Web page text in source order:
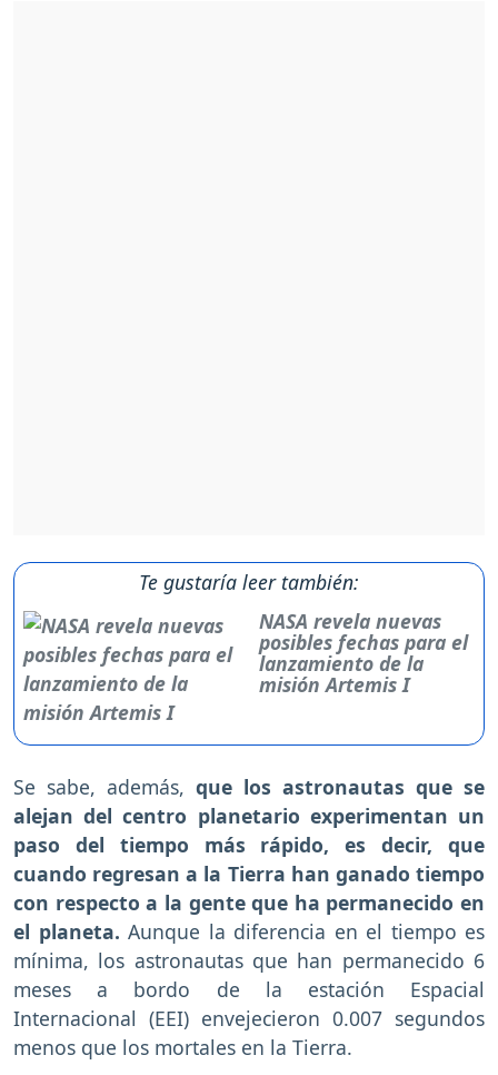
Te gustaría leer también:
NASA revela nuevas
posibles fechas para el
lanzamiento de la
misión Artemis I
Se sabe, además, que los astronautas que se
alejan del centro planetario experimentan un
paso del tiempo más rápido, es decir, que
cuando regresan a la Tierra han ganado tiempo
con respecto a la gente que ha permanecido en
el planeta. Aunque la diferencia en el tiempo es
mínima, los astronautas que han permanecido 6
meses a bordo de la estación Espacial
Internacional (EEI) envejecieron 0.007 segundos
menos que los mortales en la Tierra.